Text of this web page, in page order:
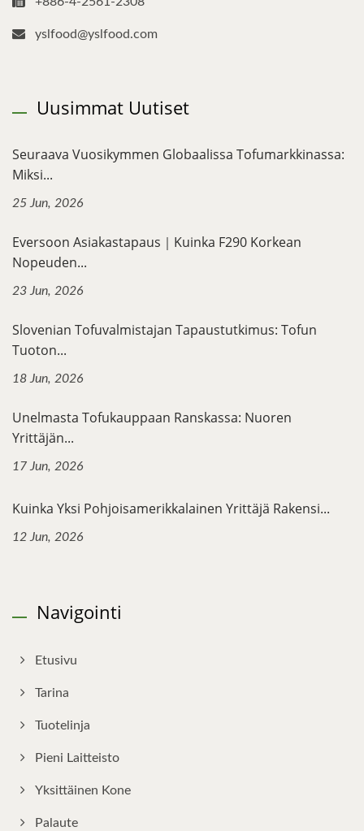
yslfood@yslfood.com
Uusimmat Uutiset
Seuraava Vuosikymmen Globaalissa Tofumarkkinassa:
Miksi...
25 Jun, 2026
Eversoon Asiakastapaus｜Kuinka F290 Korkean
Nopeuden...
23 Jun, 2026
Slovenian Tofuvalmistajan Tapaustutkimus: Tofun
Tuoton...
18 Jun, 2026
Unelmasta Tofukauppaan Ranskassa: Nuoren
Yrittäjän...
17 Jun, 2026
Kuinka Yksi Pohjoisamerikkalainen Yrittäjä Rakensi...
12 Jun, 2026
Navigointi
Etusivu
Tarina
Tuotelinja
Pieni Laitteisto
Yksittäinen Kone
Palaute